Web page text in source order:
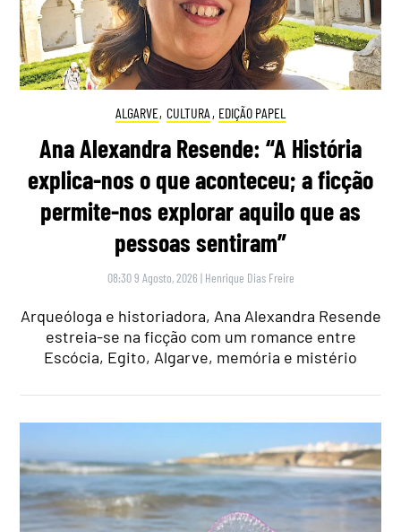
ALGARVE, CULTURA , EDIÇÃO PAPEL
Ana Alexandra Resende: “A História
explica-nos o que aconteceu; a ficção
permite-nos explorar aquilo que as
pessoas sentiram”
08:30 9 Agosto, 2026 | Henrique Dias Freire
Arqueóloga e historiadora, Ana Alexandra Resende
estreia-se na ficção com um romance entre
Escócia, Egito, Algarve, memória e mistério